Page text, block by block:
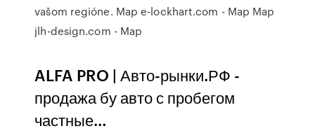
vašom regióne. Map e-lockhart.com - Map Map
jlh-design.com - Map
ALFA PRO | Авто-рынки.РФ -
продажа бу авто с пробегом
частные…